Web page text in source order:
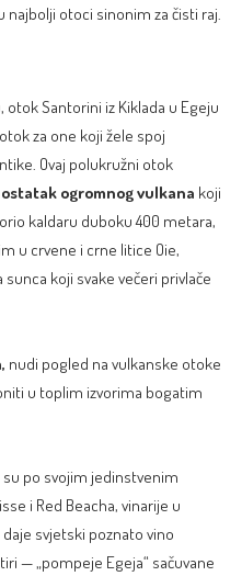
najbolji otoci sinonim za čisti raj.
Santorini iz Kiklada u Egeju
za one koji žele spoj
Ovaj polukružni otok
ostatak ogromnog vulkana koji
kaldaru duboku 400 metara,
u crvene i crne litice Oie,
koji svake večeri privlače
nudi pogled na vulkanske otoke
u toplim izvorima bogatim
po svojim jedinstvenim
i Red Beacha, vinarije u
svjetski poznato vino
— „pompeje Egeja“ sačuvane